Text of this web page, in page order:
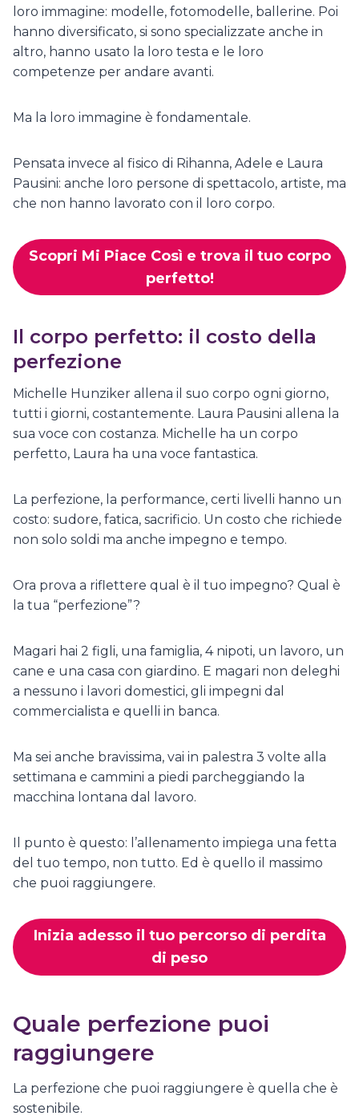
loro immagine: modelle, fotomodelle, ballerine. Poi
hanno diversificato, si sono specializzate anche in
altro, hanno usato la loro testa e le loro
competenze per andare avanti.
Ma la loro immagine è fondamentale.
Pensata invece al fisico di Rihanna, Adele e Laura
Pausini: anche loro persone di spettacolo, artiste, ma
che non hanno lavorato con il loro corpo.
Scopri Mi Piace Così e trova il tuo corpo
perfetto!
Il corpo perfetto: il costo della
perfezione
Michelle Hunziker allena il suo corpo ogni giorno,
tutti i giorni, costantemente. Laura Pausini allena la
sua voce con costanza. Michelle ha un corpo
perfetto, Laura ha una voce fantastica.
La perfezione, la performance, certi livelli hanno un
costo: sudore, fatica, sacrificio. Un costo che richiede
non solo soldi ma anche impegno e tempo.
Ora prova a riflettere qual è il tuo impegno? Qual è
la tua “perfezione”?
Magari hai 2 figli, una famiglia, 4 nipoti, un lavoro, un
cane e una casa con giardino. E magari non deleghi
a nessuno i lavori domestici, gli impegni dal
commercialista e quelli in banca.
Ma sei anche bravissima, vai in palestra 3 volte alla
settimana e cammini a piedi parcheggiando la
macchina lontana dal lavoro.
Il punto è questo: l’allenamento impiega una fetta
del tuo tempo, non tutto. Ed è quello il massimo
che puoi raggiungere.
Inizia adesso il tuo percorso di perdita
di peso
Quale perfezione puoi
raggiungere
La perfezione che puoi raggiungere è quella che è
sostenibile.